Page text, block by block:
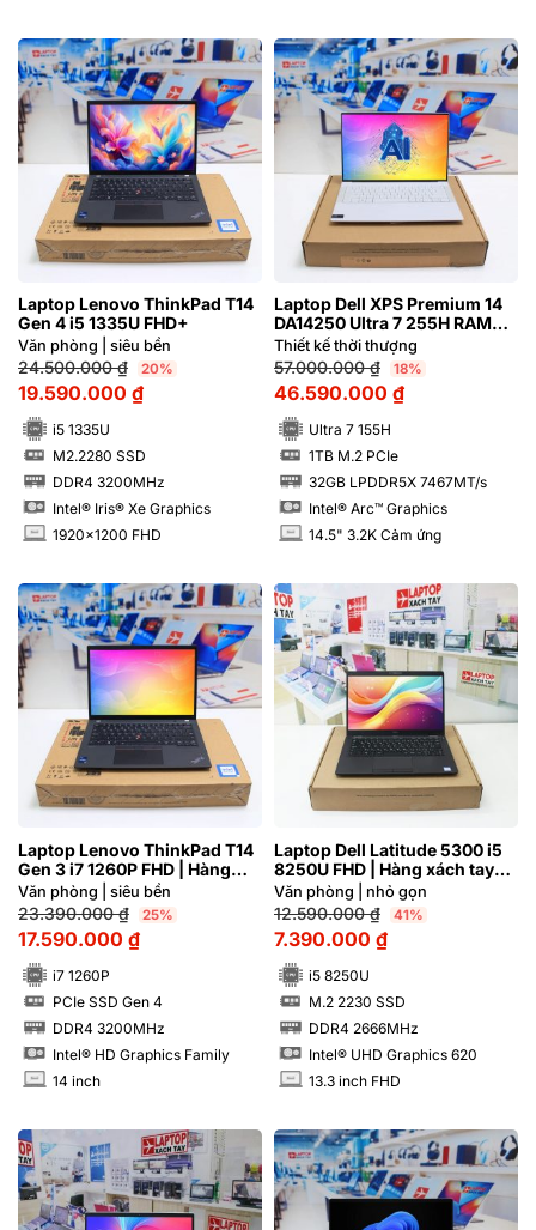
Laptop Lenovo ThinkPad T14
Gen 4 i5 1335U FHD+
Văn phòng | siêu bền
24.500.000₫ 20%
19.590.000 ₫
i5 1335U
SSD M2.2280 SSD
DDR4 3200MHz
Intel® Iris® Xe Graphics
INCH 1920x1200 FHD
Laptop Dell XPS Premium 14
DA14250 Ultra 7 255H RAM
32GB M2.SSD 1TB 3.2K OLED
Cảm ứng 120Hz
Thiết kế thời thượng
57.000.000₫ 18%
46.590.000 ₫
Ultra 7 155H
SSD 1TB M.2 PCIe
32GB LPDDR5X 7467MT/s
Intel® Arc™ Graphics
INCH 14.5" 3.2K Cảm ứng
Laptop Lenovo ThinkPad T14
Gen 3 i7 1260P FHD | Hàng
xách tay 99%
Văn phòng | siêu bền
23.390.000₫ 25%
17.590.000 ₫
i7 1260P
SSD PCIe SSD Gen 4
DDR4 3200MHz
Intel® HD Graphics Family
INCH 14 inch
Laptop Dell Latitude 5300 i5
8250U FHD | Hàng xách tay
JAPAN 97%
Văn phòng | nhỏ gọn
12.590.000₫ 41%
7.390.000 ₫
i5 8250U
SSD M.2 2230 SSD
DDR4 2666MHz
Intel® UHD Graphics 620
INCH 13.3 inch FHD